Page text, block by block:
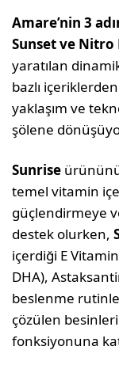
Amare’nin 3
Sunset ve Nitro
yaratılan
bazlı
yaklaşım ve
şölene
Sunrise
temel vitamin
güçlendirmeye
destek olurken,
içerdiği E
DHA),
beslenme
çözülen
fonksiyonuna